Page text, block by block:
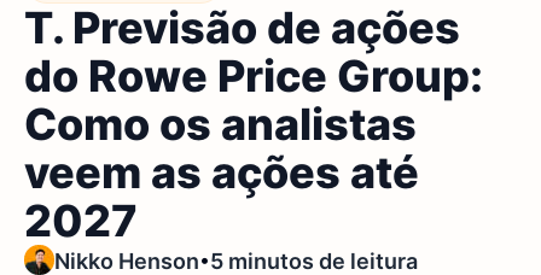
T. Previsão de ações
do Rowe Price Group:
Como os analistas
veem as ações até
2027
Nikko Henson•5 minutos de leitura